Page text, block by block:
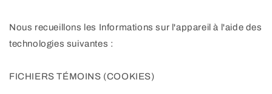
Nous recueillons les Informations sur l'appareil à l'aide des
technologies suivantes :
FICHIERS TÉMOINS (COOKIES)